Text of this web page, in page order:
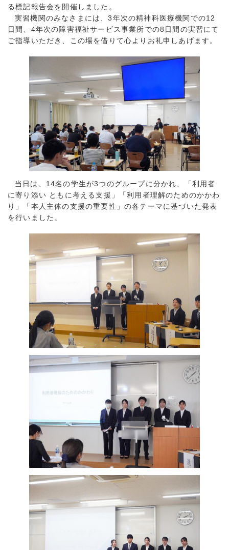
る標記報告会を開催しました。
実習機関のみなさまには、3年次の精神科医療機関での12
日間、4年次の障害福祉サービス事業所での8日間の実習にて
ご指導いただき、この場を借りて心よりお礼申しあげます。
当日は、14名の学生が3つのグループに分かれ、「利用者
に寄り添い ともに考える支援」「利用者理解のためのかかわ
り」「本人主体の支援の重要性」の各テーマに基づいた発表
を行いました。